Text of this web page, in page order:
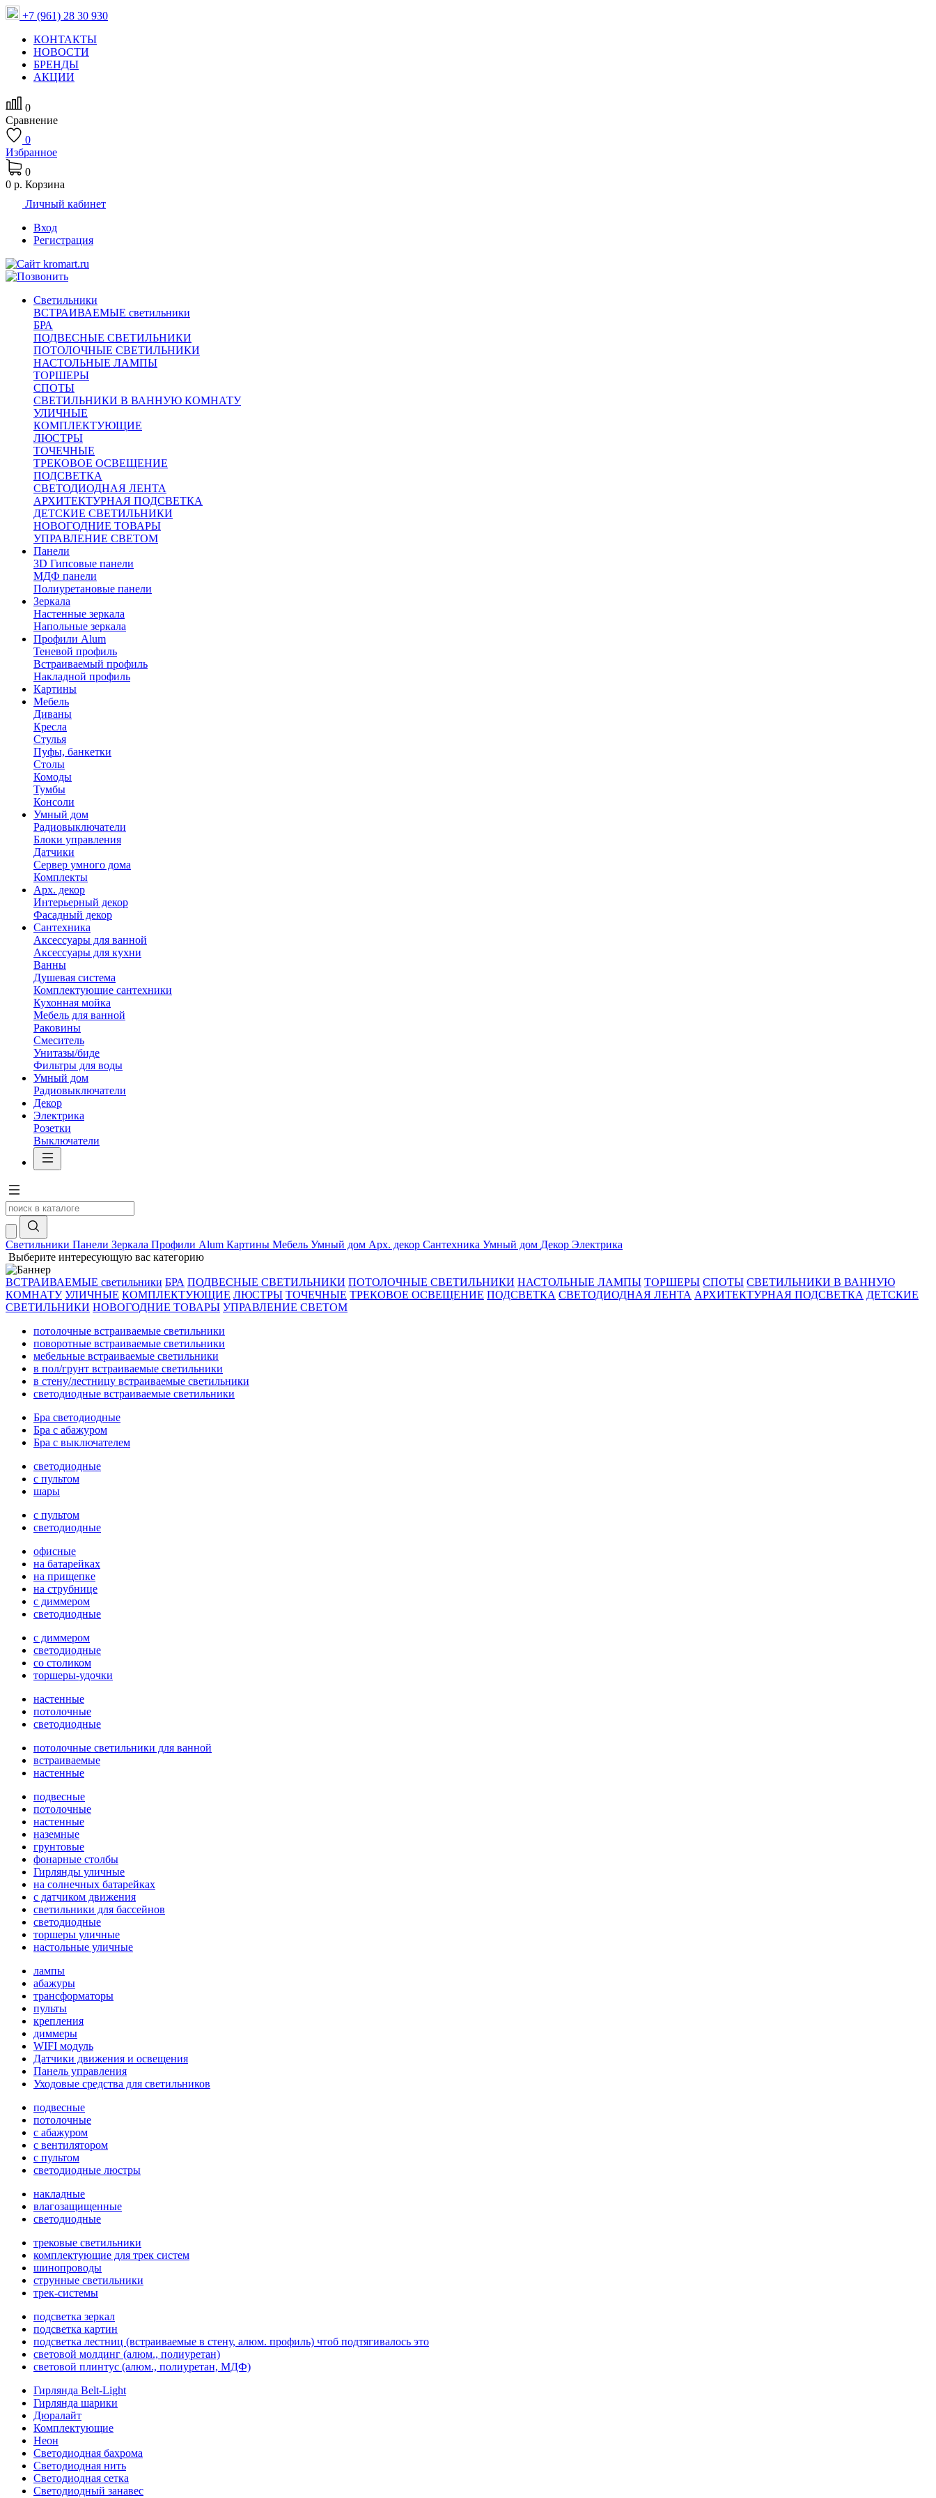
+7 (961) 28 30 930
КОНТАКТЫ
НОВОСТИ
БРЕНДЫ
АКЦИИ
0
Сравнение
0
Избранное
0
0 р. Корзина
Личный кабинет
Вход
Регистрация
Светильники
ВСТРАИВАЕМЫЕ светильники
БРА
ПОДВЕСНЫЕ СВЕТИЛЬНИКИ
ПОТОЛОЧНЫЕ СВЕТИЛЬНИКИ
НАСТОЛЬНЫЕ ЛАМПЫ
ТОРШЕРЫ
СПОТЫ
СВЕТИЛЬНИКИ В ВАННУЮ КОМНАТУ
УЛИЧНЫЕ
КОМПЛЕКТУЮЩИЕ
ЛЮСТРЫ
ТОЧЕЧНЫЕ
ТРЕКОВОЕ ОСВЕЩЕНИЕ
ПОДСВЕТКА
СВЕТОДИОДНАЯ ЛЕНТА
АРХИТЕКТУРНАЯ ПОДСВЕТКА
ДЕТСКИЕ СВЕТИЛЬНИКИ
НОВОГОДНИЕ ТОВАРЫ
УПРАВЛЕНИЕ СВЕТОМ
Панели
3D Гипсовые панели
МДФ панели
Полиуретановые панели
Зеркала
Настенные зеркала
Напольные зеркала
Профили Alum
Теневой профиль
Встраиваемый профиль
Накладной профиль
Картины
Мебель
Диваны
Кресла
Стулья
Пуфы, банкетки
Столы
Комоды
Тумбы
Консоли
Умный дом
Радиовыключатели
Блоки управления
Датчики
Сервер умного дома
Комплекты
Арх. декор
Интерьерный декор
Фасадный декор
Сантехника
Аксессуары для ванной
Аксессуары для кухни
Ванны
Душевая система
Комплектующие сантехники
Кухонная мойка
Мебель для ванной
Раковины
Смеситель
Унитазы/биде
Фильтры для воды
Умный дом
Радиовыключатели
Декор
Электрика
Розетки
Выключатели
Светильники Панели Зеркала Профили Alum Картины Мебель Умный дом Арх. декор Сантехника Умный дом Декор Электрика
Выберите интересующую вас категорию
ВСТРАИВАЕМЫЕ светильники БРА ПОДВЕСНЫЕ СВЕТИЛЬНИКИ ПОТОЛОЧНЫЕ СВЕТИЛЬНИКИ НАСТОЛЬНЫЕ ЛАМПЫ ТОРШЕРЫ СПОТЫ СВЕТИЛЬНИКИ В ВАННУЮ
КОМНАТУ УЛИЧНЫЕ КОМПЛЕКТУЮЩИЕ ЛЮСТРЫ ТОЧЕЧНЫЕ ТРЕКОВОЕ ОСВЕЩЕНИЕ ПОДСВЕТКА СВЕТОДИОДНАЯ ЛЕНТА АРХИТЕКТУРНАЯ ПОДСВЕТКА ДЕТСКИЕ
СВЕТИЛЬНИКИ НОВОГОДНИЕ ТОВАРЫ УПРАВЛЕНИЕ СВЕТОМ
потолочные встраиваемые светильники
поворотные встраиваемые светильники
мебельные встраиваемые светильники
в пол/грунт встраиваемые светильники
в стену/лестницу встраиваемые светильники
светодиодные встраиваемые светильники
Бра светодиодные
Бра с абажуром
Бра с выключателем
светодиодные
с пультом
шары
с пультом
светодиодные
офисные
на батарейках
на прищепке
на струбнице
с диммером
светодиодные
с диммером
светодиодные
со столиком
торшеры-удочки
настенные
потолочные
светодиодные
потолочные светильники для ванной
встраиваемые
настенные
подвесные
потолочные
настенные
наземные
грунтовые
фонарные столбы
Гирлянды уличные
на солнечных батарейках
с датчиком движения
светильники для бассейнов
светодиодные
торшеры уличные
настольные уличные
лампы
абажуры
трансформаторы
пульты
крепления
диммеры
WIFI модуль
Датчики движения и освещения
Панель управления
Уходовые средства для светильников
подвесные
потолочные
с абажуром
с вентилятором
с пультом
светодиодные люстры
накладные
влагозащищенные
светодиодные
трековые светильники
комплектующие для трек систем
шинопроводы
струнные светильники
трек-системы
подсветка зеркал
подсветка картин
подсветка лестниц (встраиваемые в стену, алюм. профиль) чтоб подтягивалось это
световой молдинг (алюм., полиуретан)
световой плинтус (алюм., полиуретан, МДФ)
Гирлянда Belt-Light
Гирлянда шарики
Дюралайт
Комплектующие
Неон
Светодиодная бахрома
Светодиодная нить
Светодиодная сетка
Светодиодный занавес